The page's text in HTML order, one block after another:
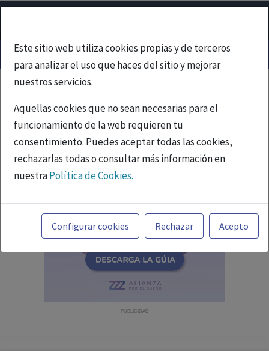
Este sitio web utiliza cookies propias y de terceros
para analizar el uso que haces del sitio y mejorar
nuestros servicios.
Aquellas cookies que no sean necesarias para el
funcionamiento de la web requieren tu
consentimiento. Puedes aceptar todas las cookies,
rechazarlas todas o consultar más información en
nuestraPolítica de Cookies.
Toda la información incluida en la Página Web está
referida a productos del mercado español y, por
tanto, dirigida a profesionales sanitarios legalmente
facultados para prescribir o dispensar medicamentos
con ejercicio profesional. La información técnica de los
fármacos se facilita a título meramente informativo,
Configurar cookies Rechazar Acepto
PUBLICIDAD